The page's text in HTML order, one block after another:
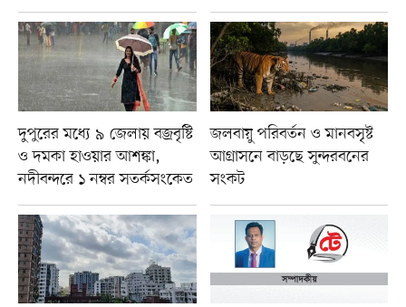
দুপুরের মধ্যে ৯ জেলায় বজ্রবৃষ্টি
ও দমকা হাওয়ার আশঙ্কা,
নদীবন্দরে ১ নম্বর সতর্কসংকেত
জলবায়ু পরিবর্তন ও মানবসৃষ্ট
আগ্রাসনে বাড়ছে সুন্দরবনের
সংকট